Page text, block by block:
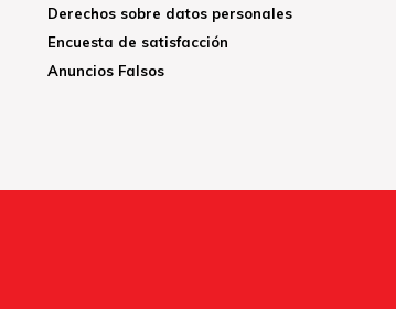
Derechos sobre datos personales
Encuesta de satisfacción
Anuncios Falsos